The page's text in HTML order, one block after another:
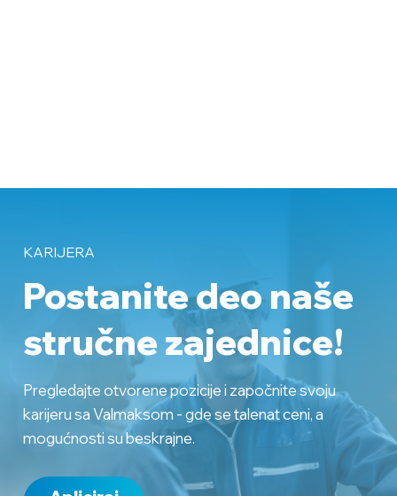
KARIJERA
Postanite deo naše
stručne zajednice!
Pregledajte otvorene pozicije i započnite svoju
karijeru sa Valmaksom - gde se talenat ceni, a
mogućnosti su beskrajne.